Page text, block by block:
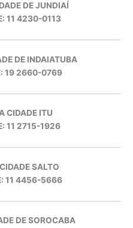
DE JUNDIAÍ
11 4230-0113
DE INDAIATUBA
19 2660-0769
CIDADE ITU
11 2715-1926
SALTO
11 4456-5666
DE SOROCABA